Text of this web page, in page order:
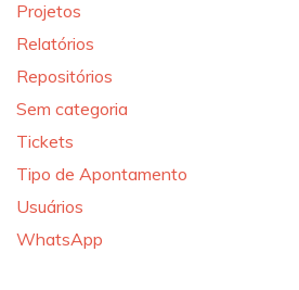
Projetos
Relatórios
Repositórios
Sem categoria
Tickets
Tipo de Apontamento
Usuários
WhatsApp